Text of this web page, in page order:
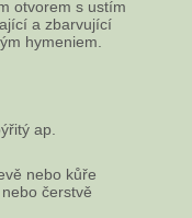
otvorem s ustím
a zbarvující
hymeniem.
ap.
nebo kůře
čerstvě